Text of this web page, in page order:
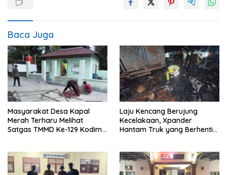
Baca Juga
Masyarakat Desa Kapal
Merah Terharu Melihat
Satgas TMMD Ke-129 Kodim
Mushollah Al Maghribi
Laju Kencang Berujung
Kecelakaan, Xpander
Hantam Truk yang Berhenti